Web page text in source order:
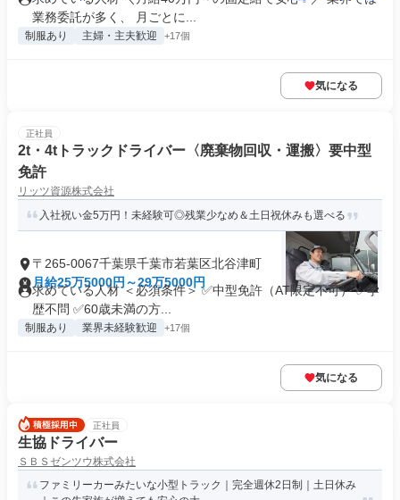
業務委託が多く、 月ごとに...
制服あり 主婦・主夫歓迎 +17個
気になる
正社員
2t・4tトラックドライバー〈廃棄物回収・運搬〉要中型
免許
リッツ資源株式会社
入社祝い金5万円！未経験可◎残業少なめ＆土日祝休みも選べる
〒265-0067千葉県千葉市若葉区北谷津町
月給25万5000円～29万5000円
求めている人材 ＜必須条件＞ ✅中型免許（AT限定不可） ✅学
歴不問 ✅60歳未満の方...
制服あり 業界未経験歓迎 +17個
気になる
正社員
生協ドライバー
ＳＢＳゼンツウ株式会社
ファミリーカーみたいな小型トラック｜完全週休2日制｜土日休み